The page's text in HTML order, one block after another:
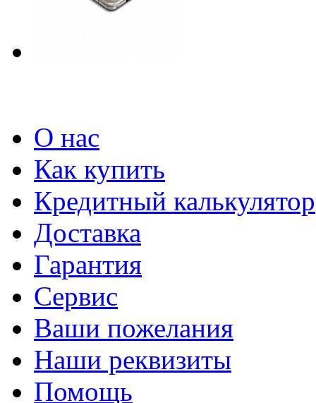
О нас
Как купить
Кредитный калькулятор
Доставка
Гарантия
Сервис
Ваши пожелания
Наши реквизиты
Помощь